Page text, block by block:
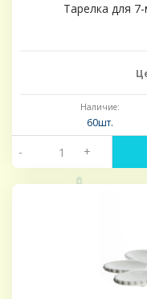
Тарелка для
Наличие:
60шт.
- +